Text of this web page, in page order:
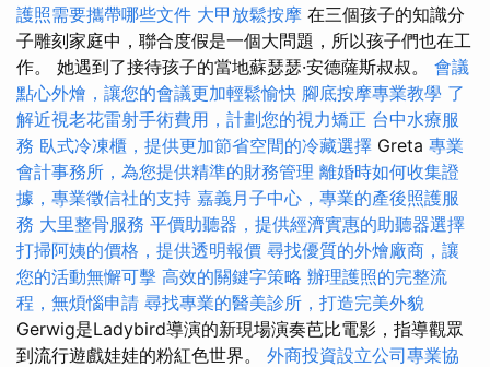
護照需要攜帶哪些文件 大甲放鬆按摩 在三個孩子的知識分
子雕刻家庭中，聯合度假是一個大問題，所以孩子們也在工
作。 她遇到了接待孩子的當地蘇瑟瑟·安德薩斯叔叔。 會議
點心外燴，讓您的會議更加輕鬆愉快 腳底按摩專業教學 了
解近視老花雷射手術費用，計劃您的視力矯正 台中水療服
務 臥式冷凍櫃，提供更加節省空間的冷藏選擇 Greta 專業
會計事務所，為您提供精準的財務管理 離婚時如何收集證
據，專業徵信社的支持 嘉義月子中心，專業的產後照護服
務 大里整骨服務 平價助聽器，提供經濟實惠的助聽器選擇
打掃阿姨的價格，提供透明報價 尋找優質的外燴廠商，讓
您的活動無懈可擊 高效的關鍵字策略 辦理護照的完整流
程，無煩惱申請 尋找專業的醫美診所，打造完美外貌
Gerwig是Ladybird導演的新現場演奏芭比電影，指導觀眾
到流行遊戲娃娃的粉紅色世界。 外商投資設立公司專業協